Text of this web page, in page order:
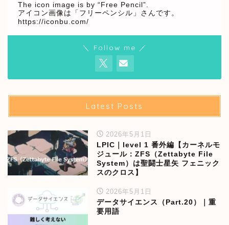
The icon image is by “Free Pencil”.
アイコン画像は「フリーペンシル」さんです。
https://iconbu.com/
＼ Follow me ／
Latest Posts
2026年5月1日
LPIC｜level 1 番外編【カーネルモ
ジュール：ZFS（Zettabyte File
System）は聖闘士星矢 フェニック
スのクロス】
2026年5月1日
データサイエンス（Part.20）｜重
要用語